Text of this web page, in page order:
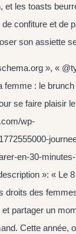
et les toasts
confiture et de
son assiette
», «
femme : le
se faire plaisir
wp-
en-30-
»: « Le
droits des
partager un
Cette année,